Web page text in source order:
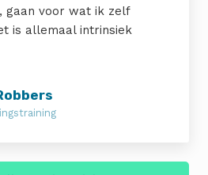
gaan voor wat ik zelf
is allemaal intrinsiek